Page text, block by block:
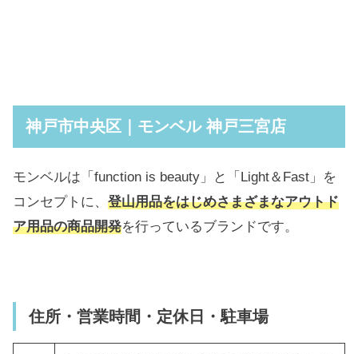
神戸市中央区｜モンベル 神戸三宮店
モンベルは「function is beauty」と「Light＆Fast」を
コンセプトに、 登山用品をはじめさまざまなアウトド
ア用品の商品開発を行っているブランドです。
住所・営業時間・定休日・駐車場